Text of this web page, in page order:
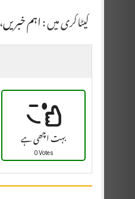
کیٹاگری میں :اہم خبریں،
بہت اچھی ہے
0 Votes